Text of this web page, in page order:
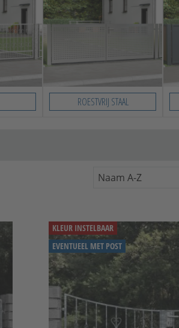
ROESTVRIJ STAAL
KLEUR INSTELBAAR
EVENTUEEL MET POST